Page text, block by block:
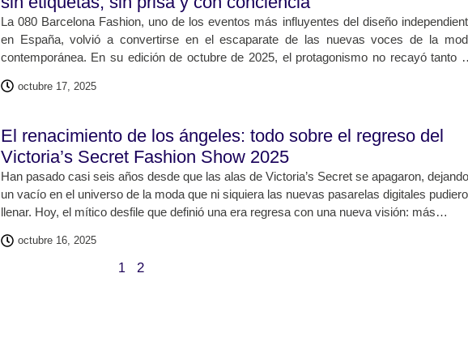
La 080 Barcelona Fashion, uno de los eventos más influyentes del diseño
en España, volvió a convertirse en el escaparate de las nuevas voces de la
contemporánea. En su edición de octubre de 2025, el protagonismo no recayó tanto
en una premisa clara: una moda sin género, atemporal y comprometida con la
octubre 17, 2025
El renacimiento de los ángeles: todo sobre el regreso del
Victoria’s Secret Fashion Show 2025
Han pasado casi seis años desde que las alas de Victoria’s Secret se apagaron, dejando
un vacío en el universo de la moda que ni siquiera las nuevas pasarelas digitales
llenar. Hoy, el mítico desfile que definió una era regresa con una nueva visión: más
autenticidad. El Victoria’s Secret Fashion Show 2025 promete ser una celebración de la
feminidad moderna, una que mira hacia el futuro sin olvidar su propio legado.
octubre 16, 2025
1 2